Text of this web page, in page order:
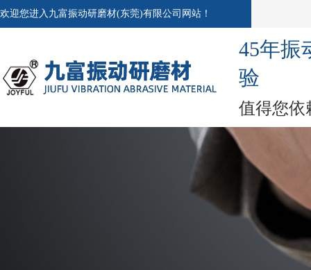
欢迎您进入九富振动研磨材(东莞)有限公司网站！
45年振
验
值得您依